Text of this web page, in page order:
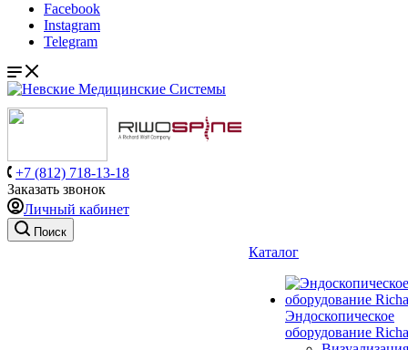
Facebook
Instagram
Telegram
+7 (812) 718-13-18
Заказать звонок
Личный кабинет
Поиск
Каталог
Эндоскопическое
оборудование